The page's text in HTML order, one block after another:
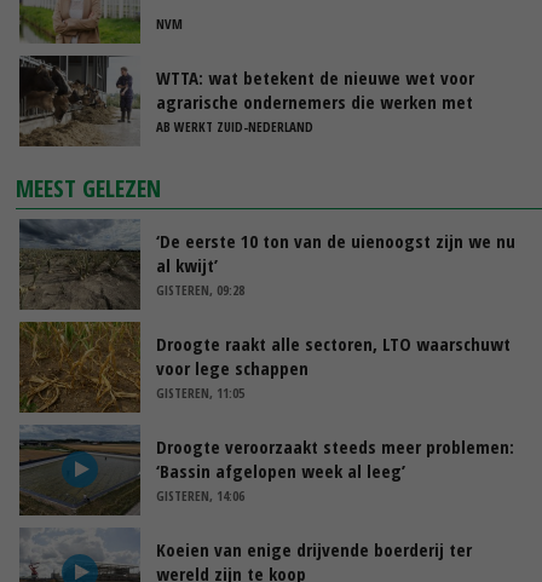
NVM
WTTA: wat betekent de nieuwe wet voor
agrarische ondernemers die werken met
uitzendkrachten?
AB WERKT ZUID-NEDERLAND
MEEST GELEZEN
‘De eerste 10 ton van de uienoogst zijn we nu
al kwijt’
GISTEREN, 09:28
Droogte raakt alle sectoren, LTO waarschuwt
voor lege schappen
GISTEREN, 11:05
Droogte veroorzaakt steeds meer problemen:
‘Bassin afgelopen week al leeg’
GISTEREN, 14:06
Koeien van enige drijvende boerderij ter
wereld zijn te koop